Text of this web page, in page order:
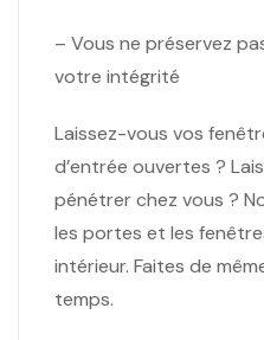
– Vous ne préservez
votre intégrité
Laissez-vous vos
d’entrée ouvertes ?
pénétrer chez vous ?
les portes et les
intérieur. Faites de
temps.